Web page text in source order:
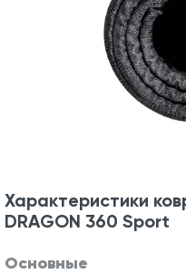
Характеристики
DRAGON 360 Sport
Основные